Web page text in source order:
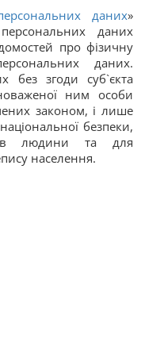
даних»
даних
про фізичну
даних.
без згоди суб`єкта
ним особи
законом, і лише
безпеки,
людини та для
населення.